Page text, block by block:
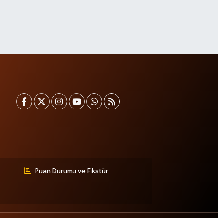
Puan Durumu ve Fikstür